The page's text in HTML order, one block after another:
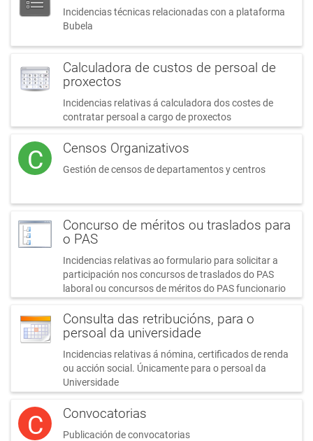
Incidencias técnicas relacionadas con a plataforma
Bubela
Calculadora de custos de persoal de
proxectos
Incidencias relativas á calculadora dos costes de
contratar persoal a cargo de proxectos
C Censos Organizativos
Gestión de censos de departamentos y centros
Concurso de méritos ou traslados para
o PAS
Incidencias relativas ao formulario para solicitar a
participación nos concursos de traslados do PAS
laboral ou concursos de méritos do PAS funcionario
Consulta das retribucións, para o
persoal da universidade
Incidencias relativas á nómina, certificados de renda
ou acción social. Únicamente para o persoal da
Universidade
C Convocatorias
Publicación de convocatorias